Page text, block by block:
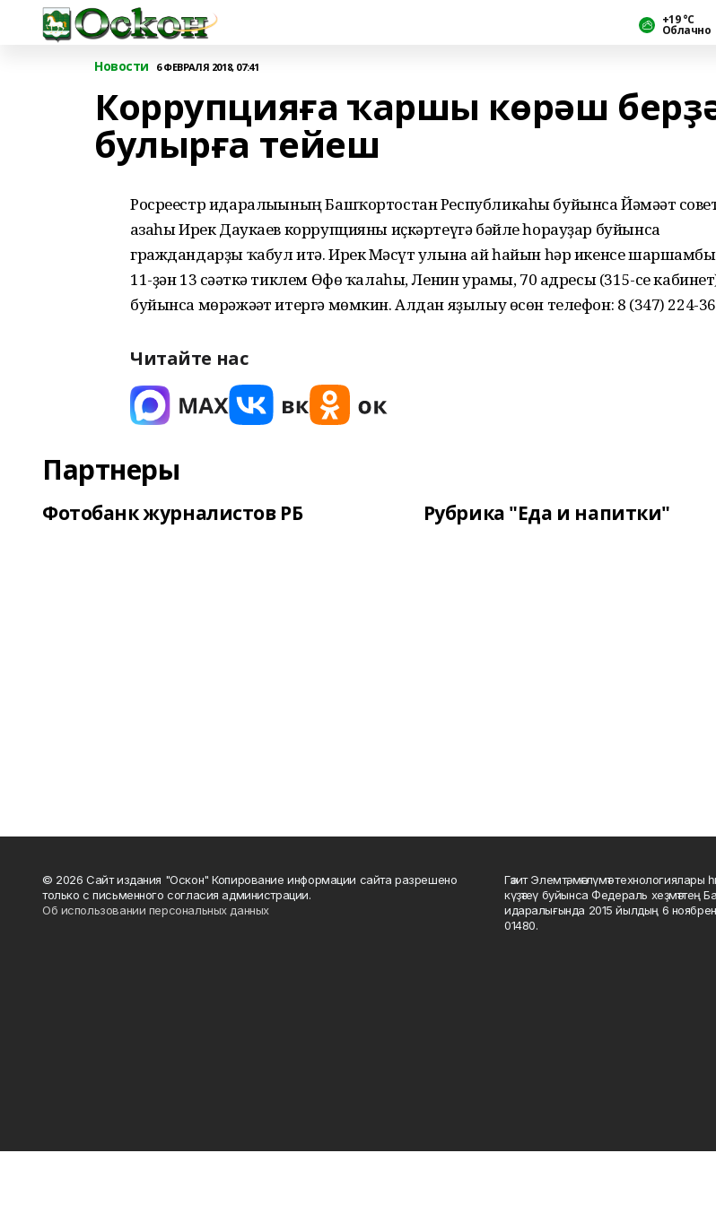
+19 °С
Облачно
Новости 6 ФЕВРАЛЯ 2018, 07:41
Коррупцияға ҡаршы көрәш
булырға тейеш
Росреестр идаралығының Башҡортостан Республикаһы буйынса Йәмәғәт
ағзаһы Ирек Даукаев коррупцияны иҫкәртеүгә бәйле һорауҙар буйынса
граждандарҙы ҡабул итә. Ирек Мәсғүт улына ай һайын һәр икенсе
11-ҙән 13 сәғәткә тиклем Өфө ҡалаһы, Ленин урамы, 70 адресы (315-се
буйынса мөрәжәғәт итергә мөмкин. Алдан яҙылыу өсөн телефон: 8 (347) 224-
Читайте нас
Партнеры
Фотобанк журналистов РБ Рубрика "Еда и напитки"
© 2026 Сайт издания "Оскон" Копирование информации сайта разрешено
только с письменного согласия администрации.
Об использовании персональных данных
Гәзит Элемтә, мәғлүмәт
күҙәтеү буйынса Федераль
идаралығында 2015 йылдың 6
01480.